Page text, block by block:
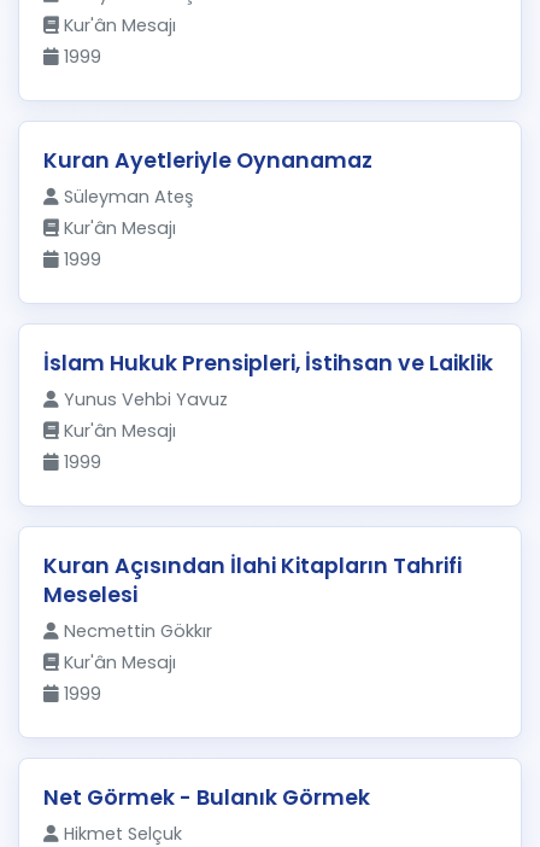
Kur'ân Mesajı
1999
Kuran Ayetleriyle Oynanamaz
Süleyman Ateş
Kur'ân Mesajı
1999
İslam Hukuk Prensipleri, İstihsan ve Laiklik
Yunus Vehbi Yavuz
Kur'ân Mesajı
1999
Kuran Açısından İlahi Kitapların Tahrifi
Meselesi
Necmettin Gökkır
Kur'ân Mesajı
1999
Net Görmek - Bulanık Görmek
Hikmet Selçuk